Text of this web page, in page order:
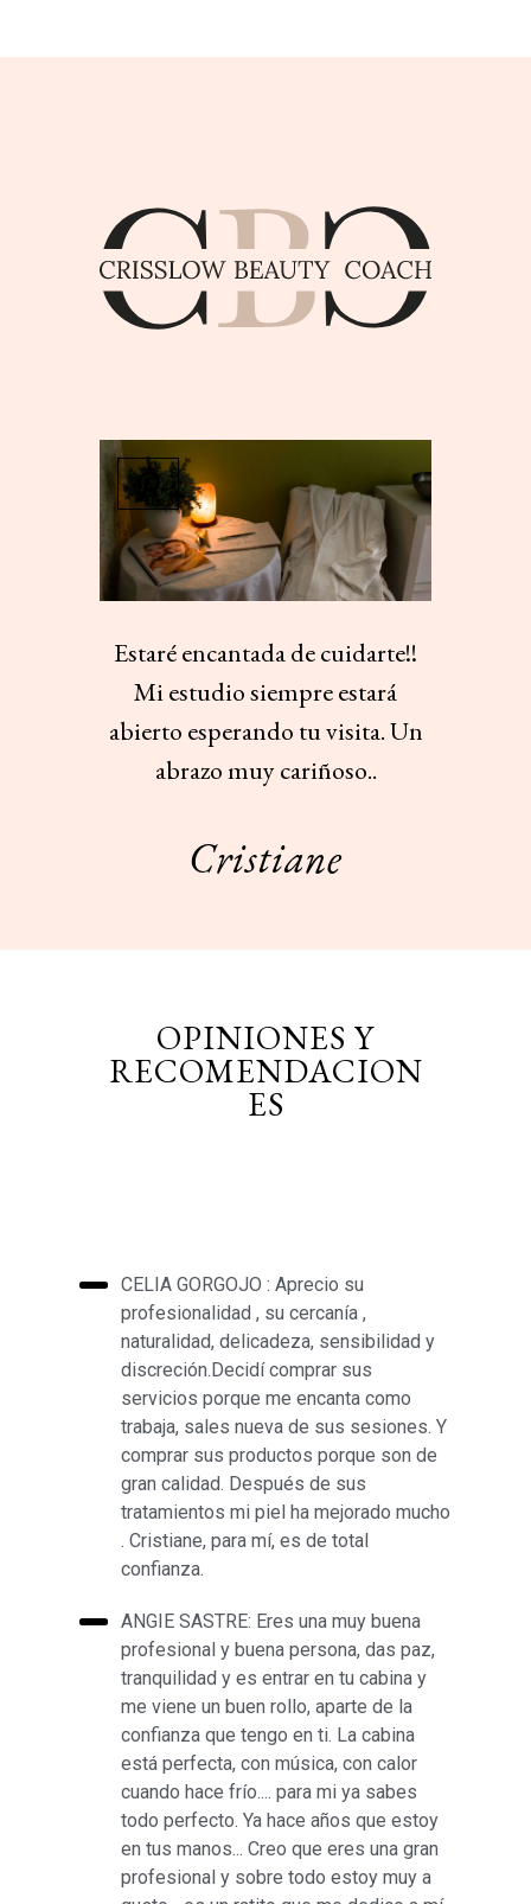
Estaréencantadadecuidarte!!
Miestudiosiempreestará
abierto esperando tuvisita.Un
abrazomuycariñoso..
Cristiane
OPINIONES Y
RECOMENDACION
ES
CELIA GORGOJO : Aprecio su
profesionalidad , su cercanía ,
naturalidad, delicadeza, sensibilidad y
discreción.Decidí comprar sus
servicios porque me encanta como
trabaja, sales nueva de sus sesiones. Y
comprar sus productos porque son de
gran calidad. Después de sus
tratamientos mi piel ha mejorado mucho
. Cristiane, para mí, es de total
confianza.
ANGIE SASTRE: Eres una muy buena
profesional y buena persona, das paz,
tranquilidad y es entrar en tu cabina y
me viene un buen rollo, aparte de la
confianza que tengo en ti. La cabina
está perfecta, con música, con calor
cuando hace frío.... para mi ya sabes
todo perfecto. Ya hace años que estoy
en tus manos... Creo que eres una gran
profesional y sobre todo estoy muy a